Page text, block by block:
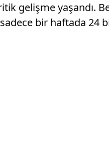
gelişme yaşandı.
bir haftada 24